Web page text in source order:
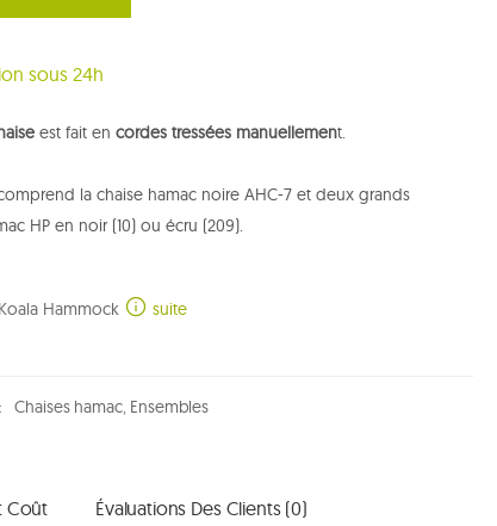
sous 24h
est fait en cordes tressées manuellement.
la chaise hamac noire AHC-7 et deux grands
HP en noir (10) ou écru (209).
Koala Hammock suite
Chaises hamac, Ensembles
Coût Évaluations Des Clients (0)